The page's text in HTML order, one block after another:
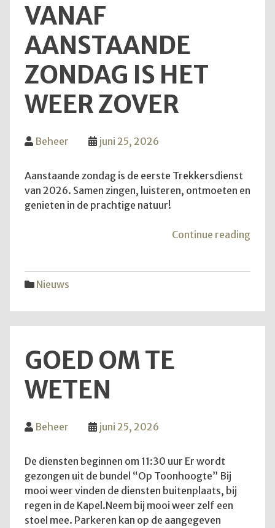
VANAF
AANSTAANDE
ZONDAG IS HET
WEER ZOVER
Beheer juni 25, 2026
Aanstaande zondag is de eerste Trekkersdienst
van 2026. Samen zingen, luisteren, ontmoeten en
genieten in de prachtige natuur!
Continue reading
Nieuws
GOED OM TE
WETEN
Beheer juni 25, 2026
De diensten beginnen om 11:30 uur Er wordt
gezongen uit de bundel “Op Toonhoogte” Bij
mooi weer vinden de diensten buitenplaats, bij
regen in de Kapel.Neem bij mooi weer zelf een
stoel mee. Parkeren kan op de aangegeven